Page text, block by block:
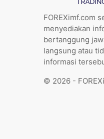
FOREXimf.com
menyediakan
bertanggung
langsung atau
informasi
© 2026 -